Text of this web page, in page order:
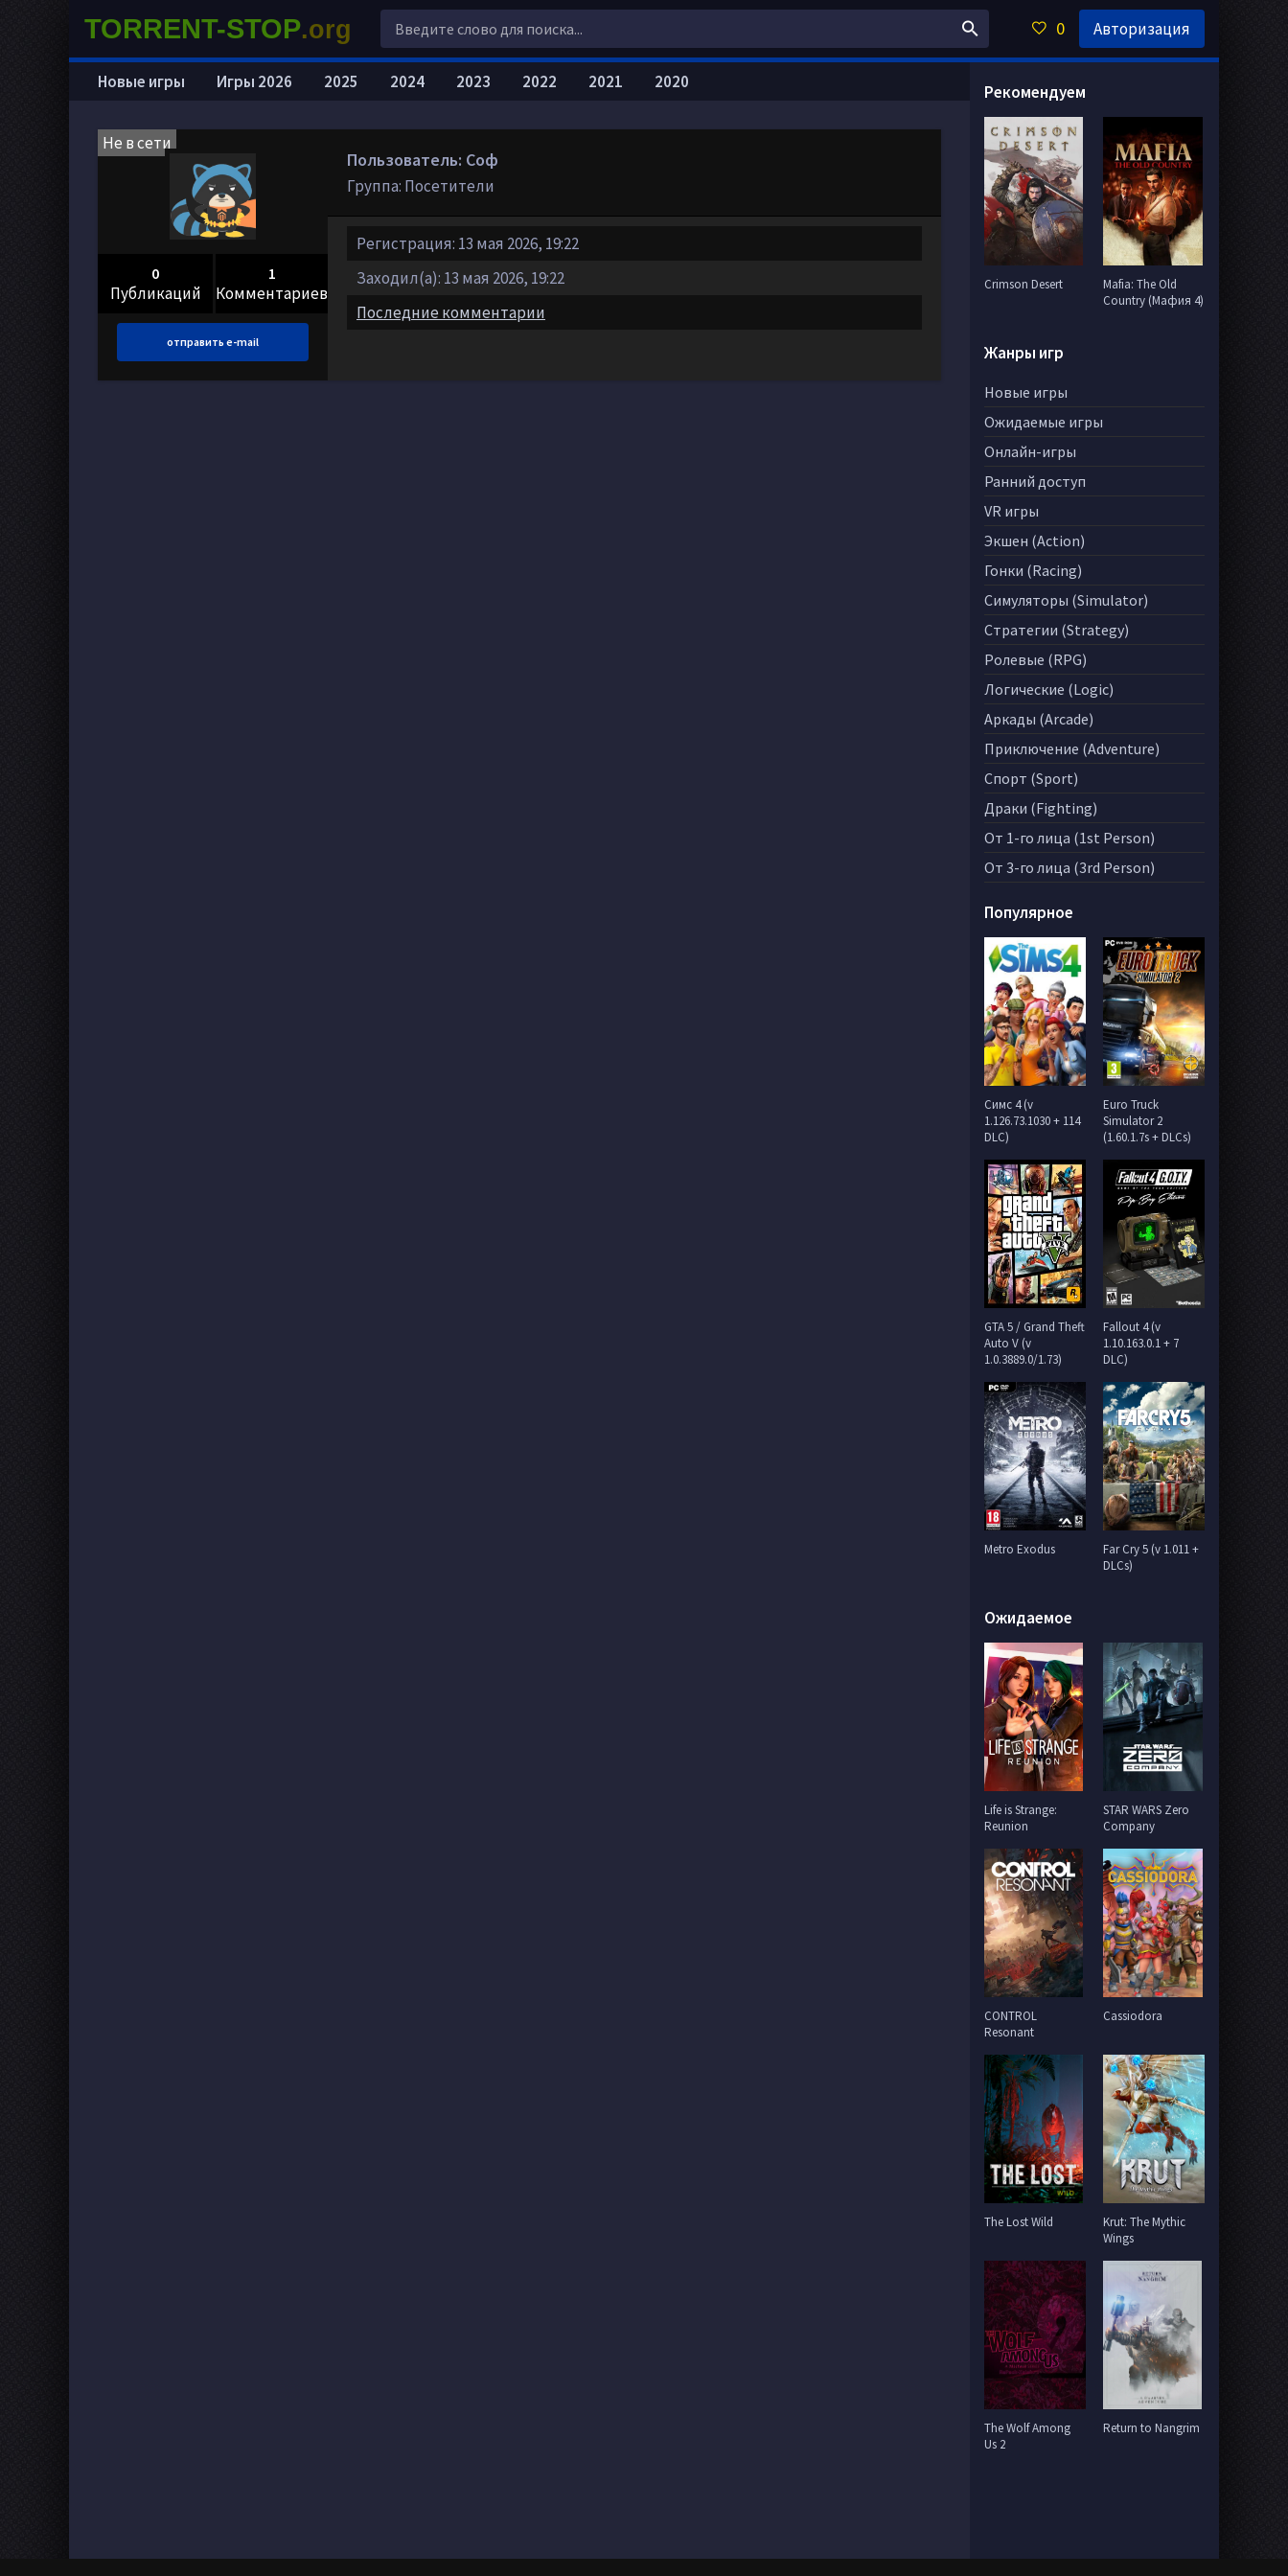
Не в сети
0
Публикаций
1
Комментариев
отправить e-mail
Пользователь: Соф
Группа: Посетители
Регистрация: 13 мая 2026, 19:22
Заходил(а): 13 мая 2026, 19:22
Последние комментарии
Новые игры Игры 2026 2025 2024 2023 2022 2021 2020 Рекомендуем
Crimson Desert
Mafia: The Old
Country (Мафия 4)
Жанры игр
Новые игры
Ожидаемые игры
Онлайн-игры
Ранний доступ
VR игры
Экшен (Action)
Гонки (Racing)
Симуляторы (Simulator)
Стратегии (Strategy)
Ролевые (RPG)
Логические (Logic)
Аркады (Arcade)
Приключение (Adventure)
Спорт (Sport)
Драки (Fighting)
От 1-го лица (1st Person)
От 3-го лица (3rd Person)
Популярное
Симс 4 (v
1.126.73.1030 + 114
DLC)
Euro Truck
Simulator 2
(1.60.1.7s + DLCs)
GTA 5 / Grand Theft
Auto V (v
1.0.3889.0/1.73)
Fallout 4 (v
1.10.163.0.1 + 7
DLC)
Metro Exodus
Far Cry 5 (v 1.011 +
DLCs)
Ожидаемое
Life is Strange:
Reunion
STAR WARS Zero
Company
CONTROL
Resonant
Cassiodora
The Lost Wild
Krut: The Mythic
Wings
The Wolf Among
Us 2
Return to Nangrim
TORRENT-STOP.org 0 Авторизация